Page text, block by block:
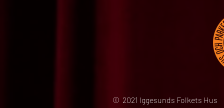
© 2021 Iggesunds Folkets